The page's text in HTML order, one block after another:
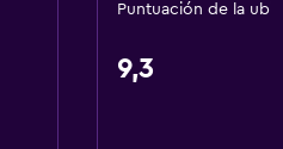
Puntuación de la
9,3